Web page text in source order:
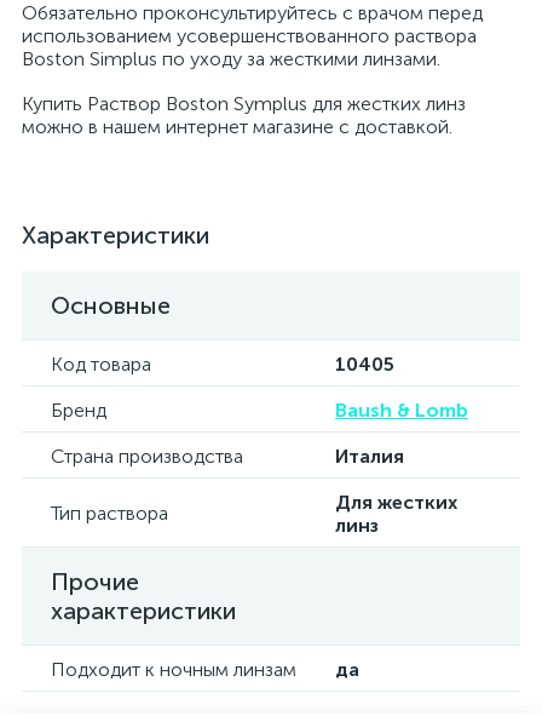
Обязательно проконсультируйтесь с врачом перед
использованием усовершенствованного раствора
Boston Simplus по уходу за жесткими линзами.
Купить Раствор Boston Symplus для жестких линз
можно в нашем интернет магазине с доставкой.
Характеристики
Основные
Код товара
10405
Бренд
Baush & Lomb
Страна производства
Италия
Тип раствора
Для жестких
линз
Прочие
характеристики
Подходит к ночным линзам да